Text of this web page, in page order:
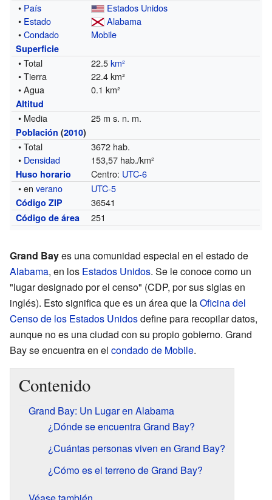
• País
Estados Unidos
• Estado
Alabama
•Condado Mobile
Superficie
• Total 22.5km²
• Tierra
22.4 km²
• Agua
0.1 km²
Altitud
• Media 25 m s. n. m.
Población (2010)
• Total
3672 hab.
• Densidad 153,57 hab./km²
Huso horario Centro: UTC-6
• enverano UTC-5
Código ZIP 36541
Código de área 251
Grand Bayes una comunidad especial en el estado de
Alabama, en los Estados Unidos. Se le conoce como un
"lugar designado por el censo" (CDP, por sus siglas en
inglés). Esto significa que es un área que laOficina del
Censo de los Estados Unidosdefine para recopilar datos,
aunque no es una ciudad con su propio gobierno. Grand
Bay se encuentra en el condado de Mobile.
Contenido
Grand Bay: Un Lugar en Alabama
¿Dónde se encuentra Grand Bay?
¿Cuántas personas viven en Grand Bay?
¿Cómo es el terreno de Grand Bay?